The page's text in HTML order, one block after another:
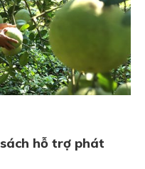
hỗ trợ phát